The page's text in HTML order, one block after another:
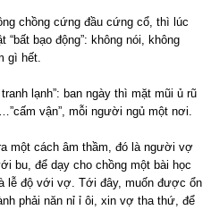
chồng cứng đầu cứng cổ, thì lúc
bạo động”: không nói, không
gì hết.
lạnh”: ban ngày thì mặt mũi ủ rũ
vận”, mỗi người ngủ một nơi.
một cách âm thầm, đó là người vợ
bu, để dạy cho chồng một bài học
lễ độ với vợ. Tới đây, muốn được ổn
phải năn nỉ ỉ ôi, xin vợ tha thứ, để